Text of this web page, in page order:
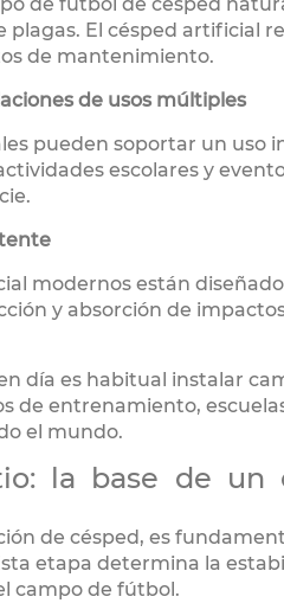
de fútbol de césped
plagas. El césped artificial
de mantenimiento.
de usos múltiples
pueden soportar un uso
escolares y
modernos están
y absorción de
día es habitual instalar
de entrenamiento,
el mundo.
la base de un
de césped, es
etapa determina la
campo de fútbol.